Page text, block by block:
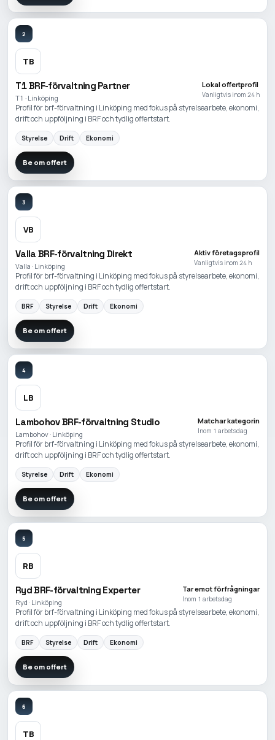
2
TB
T1 BRF-förvaltning Partner
T1 · Linköping
Lokal offertprofil
Vanligtvis inom 24 h
Profil för brf-förvaltning i Linköping med fokus på styrelsearbete, ekonomi,
drift och uppföljning i BRF och tydlig offertstart.
Styrelse Drift Ekonomi
Be om offert
3
VB
Valla BRF-förvaltning Direkt
Valla · Linköping
Aktiv företagsprofil
Vanligtvis inom 24 h
Profil för brf-förvaltning i Linköping med fokus på styrelsearbete, ekonomi,
drift och uppföljning i BRF och tydlig offertstart.
BRF Styrelse Drift Ekonomi
Be om offert
4
LB
Lambohov BRF-förvaltning Studio
Lambohov · Linköping
Matchar kategorin
Inom 1 arbetsdag
Profil för brf-förvaltning i Linköping med fokus på styrelsearbete, ekonomi,
drift och uppföljning i BRF och tydlig offertstart.
Styrelse Drift Ekonomi
Be om offert
5
RB
Ryd BRF-förvaltning Experter
Ryd · Linköping
Tar emot förfrågningar
Inom 1 arbetsdag
Profil för brf-förvaltning i Linköping med fokus på styrelsearbete, ekonomi,
drift och uppföljning i BRF och tydlig offertstart.
BRF Styrelse Drift Ekonomi
Be om offert
6
TB